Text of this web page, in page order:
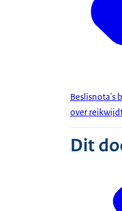
Beslisnota's
over
Dit